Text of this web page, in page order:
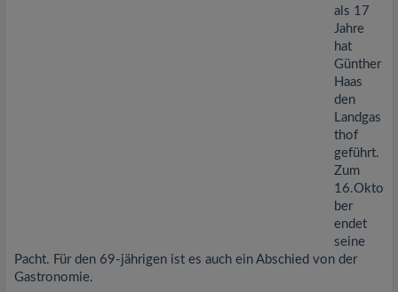
als 17
Jahre
hat
Günther
Haas
den
Landgas
thof
geführt.
Zum
16.Okto
ber
endet
seine
Pacht. Für den 69-jährigen ist es auch ein Abschied von der
Gastronomie.